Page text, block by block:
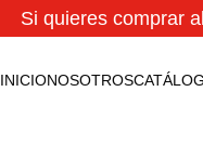
Si quieres comprar
INICIONOSOTROS